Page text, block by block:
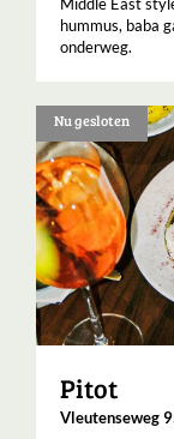
hummus, baba
onderweg.
Nu gesloten
Pitot
Vleutenseweg